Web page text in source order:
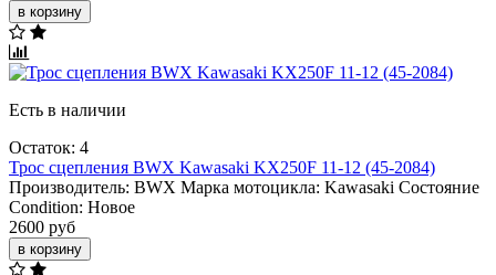
в корзину
Есть в наличии
Остаток: 4
Трос сцепления BWX Kawasaki KX250F 11-12 (45-2084)
Производитель: BWX Марка мотоцикла: Kawasaki Состояние
Condition: Новое
2600 руб
в корзину